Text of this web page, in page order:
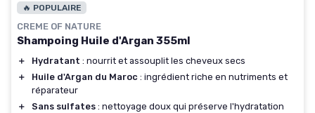
🔥 POPULAIRE
CREME OF NATURE
Shampoing Huile d'Argan 355ml
＋ Hydratant : nourrit et assouplit les cheveux secs
＋
Huile d'Argan du Maroc : ingrédient riche en nutriments et
réparateur
＋
Sans sulfates : nettoyage doux qui préserve l'hydratation